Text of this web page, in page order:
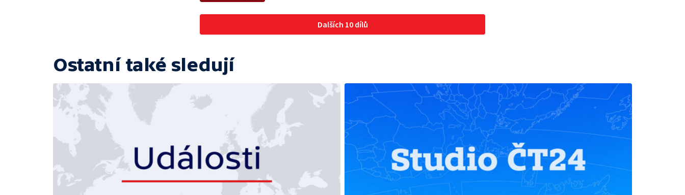
Dalších 10 dílů
Ostatní také sledují